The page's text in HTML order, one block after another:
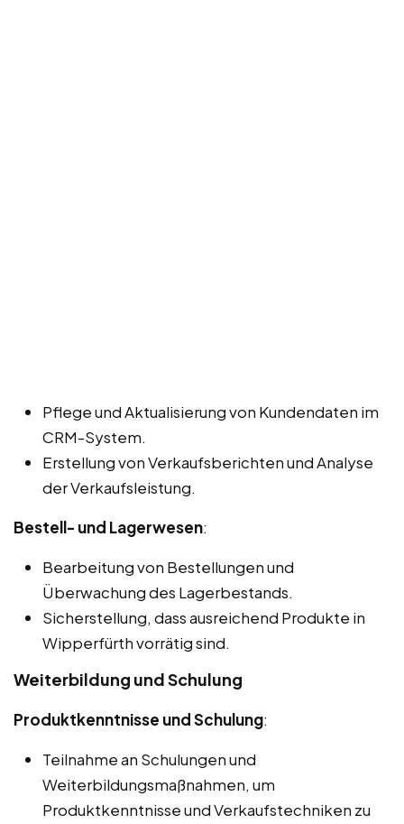
Pflege und Aktualisierung von Kundendaten im
CRM-System.
Erstellung von Verkaufsberichten und Analyse
der Verkaufsleistung.
Bestell- und Lagerwesen:
Bearbeitung von Bestellungen und
Überwachung des Lagerbestands.
Sicherstellung, dass ausreichend Produkte in
Wipperfürth vorrätig sind.
Weiterbildung und Schulung
Produktkenntnisse und Schulung:
Teilnahme an Schulungen und
Weiterbildungsmaßnahmen, um
Produktkenntnisse und Verkaufstechniken zu